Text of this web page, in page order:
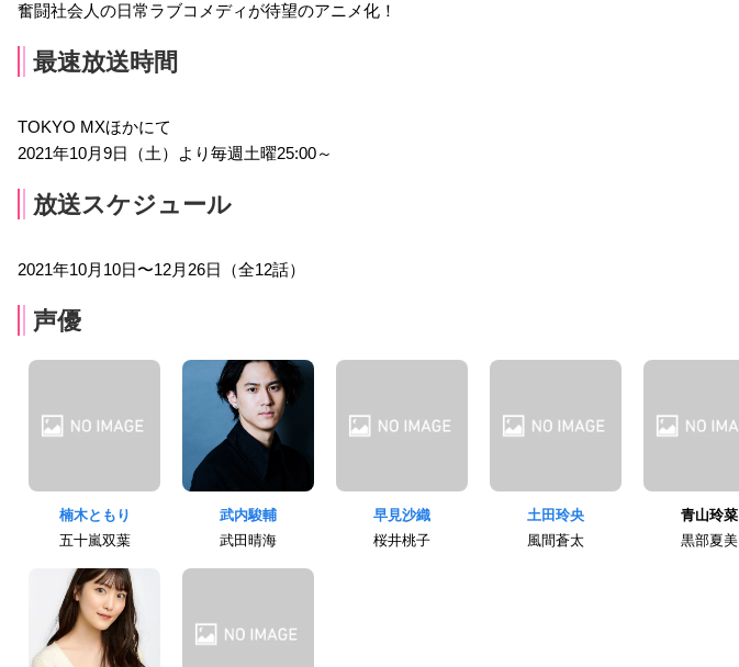
奮闘社会人の日常ラブコメディが待望のアニメ化！
最速放送時間
TOKYO MXほかにて
2021年10月9日（土）より毎週土曜25:00～
放送スケジュール
2021年10月10日〜12月26日（全12話）
声優
楠木ともり
五十嵐双葉
武内駿輔
武田晴海
早見沙織
桜井桃子
土田玲央
風間蒼太
青山玲菜
黒部夏美